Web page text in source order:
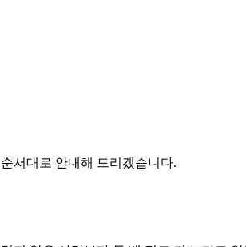
서대로 안내해 드리겠습니다.